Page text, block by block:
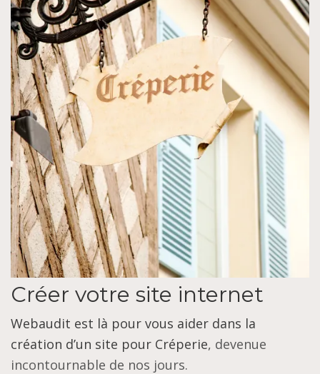
Créer votre site internet
Webaudit est là pour vous aider dans la
création d’un site pour Créperie, devenue
incontournable de nos jours.